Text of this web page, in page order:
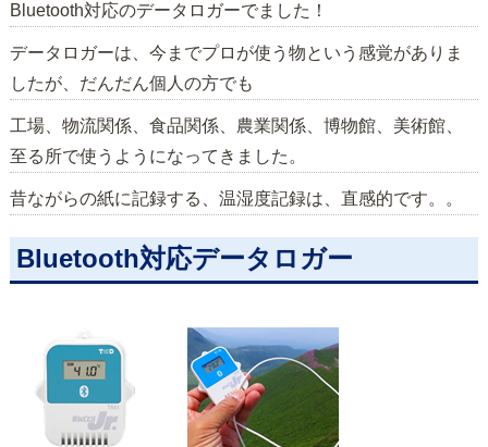
Bluetooth対応のデータロガーでました！
データロガーは、今までプロが使う物という感覚がありま
したが、だんだん個人の方でも
工場、物流関係、食品関係、農業関係、博物館、美術館、
至る所で使うようになってきました。
昔ながらの紙に記録する、温湿度記録は、直感的です。。
Bluetooth対応データロガー